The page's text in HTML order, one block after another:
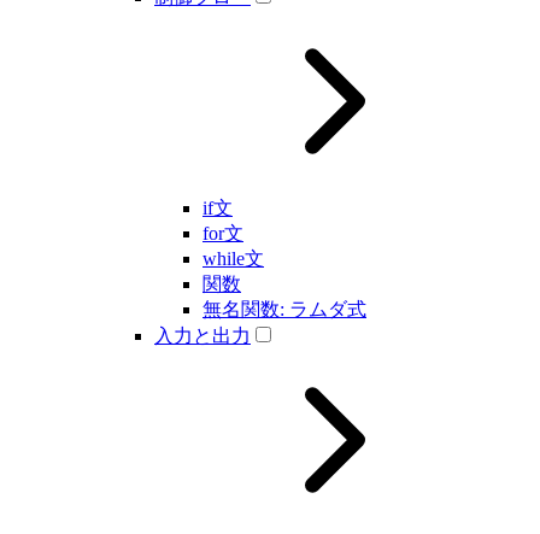
if文
for文
while文
関数
無名関数: ラムダ式
入力と出力